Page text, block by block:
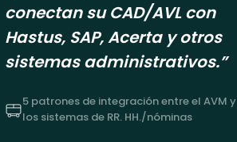
conectan su CAD/AVL con
Hastus, SAP, Acerta y otros
sistemas administrativos.”
5 patrones de integración entre el AVM y
los sistemas de RR. HH./nóminas